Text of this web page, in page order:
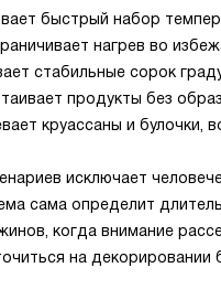
быстрый набор
нагрев во
стабильные сорок
продукты без
круассаны и булочки,
исключает
сама определит
когда внимание
на